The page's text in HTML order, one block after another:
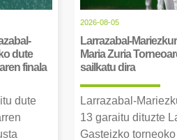
dute
finala
dute
2026-08-05
Larrazabal-
Maria Zuria
sailkatu dira
Larrazabal-
13 garaitu dituzte
Gasteizko